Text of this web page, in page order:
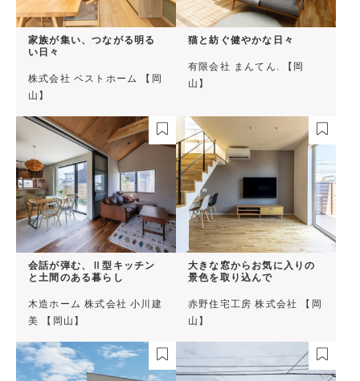
家族が集い、つながる明る
い日々
株式会社 ベストホーム 【岡
山】
猫と紡ぐ健やかな日々
有限会社 まんてん. 【岡
山】
会話が弾む、Ⅱ型キッチン
と土間のある暮らし
木造ホーム 株式会社 小川建
美 【岡山】
大きな窓からお気に入りの
景色を取り込んで
赤野住宅工房 株式会社 【岡
山】